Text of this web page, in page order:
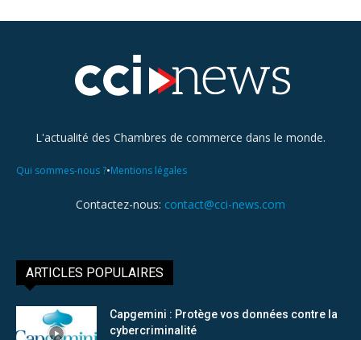
L'actualité des Chambres de commerce dans le monde.
Qui sommes-nous ?•Mentions légales
Contactez-nous: contact@cci-news.com
ARTICLES POPULAIRES
Capgemini : Protège vos données contre la
cybercriminalité